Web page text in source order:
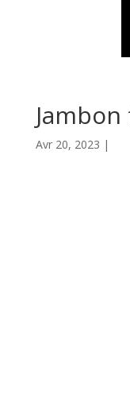
Avr 20, 2023 |